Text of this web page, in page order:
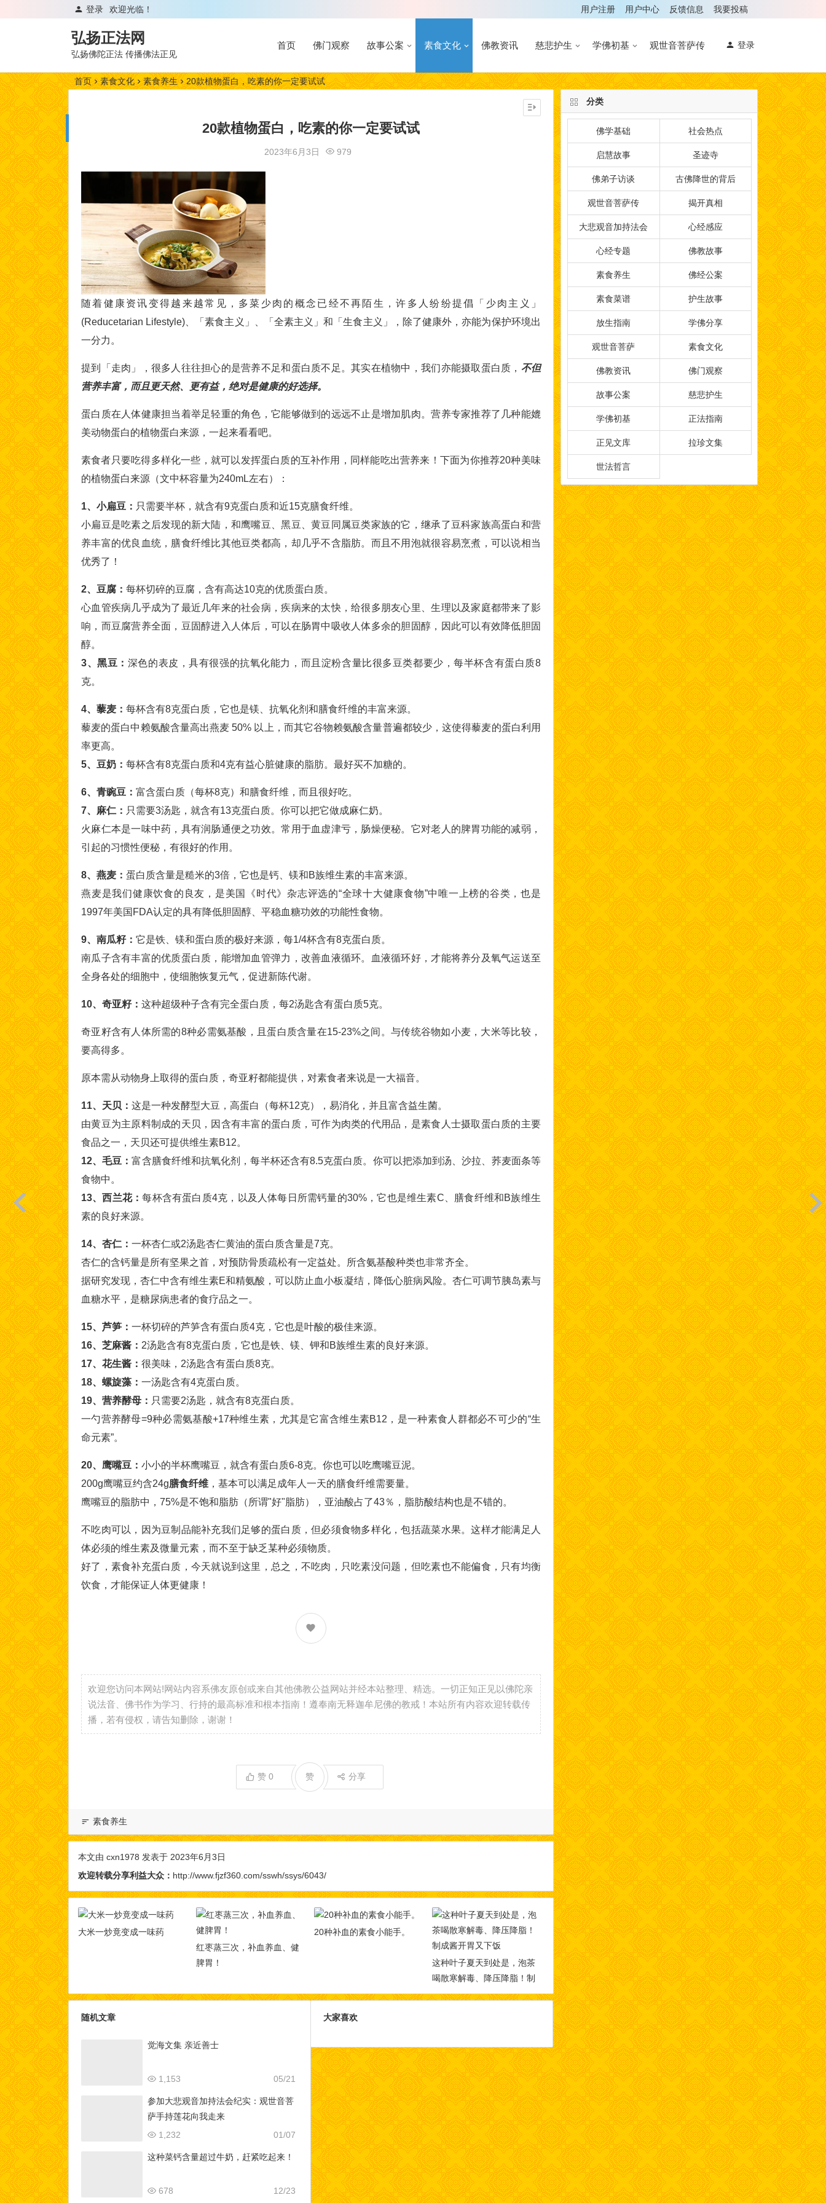
欢迎光临！
登录 用户注册 用户中心 反馈信息 我要投稿
登录
弘扬正法网
弘扬佛陀正法 传播佛法正见
首页 佛门观察 故事公案 素食文化 佛教资讯 慈悲护生 学佛初基 观世音菩萨传
首页 素食文化 素食养生 20款植物蛋白，吃素的你一定要试试
20款植物蛋白，吃素的你一定要试试
2023年6月3日 979
随着健康资讯变得越来越常见，多菜少肉的概念已经不再陌生，许多人纷纷提倡「少肉主义」
(Reducetarian Lifestyle)、「素食主义」、「全素主义」和「生食主义」，除了健康外，亦能为保护环境出
一分力。
提到「走肉」，很多人往往担心的是营养不足和蛋白质不足。其实在植物中，我们亦能摄取蛋白质， 不但
营养丰富，而且更天然、更有益，绝对是健康的好选择。
蛋白质在人体健康担当着举足轻重的角色，它能够做到的远远不止是增加肌肉。营养专家推荐了几种能媲
美动物蛋白的植物蛋白来源，一起来看看吧。
素食者只要吃得多样化一些，就可以发挥蛋白质的互补作用，同样能吃出营养来！下面为你推荐20种美味
的植物蛋白来源（文中杯容量为240mL左右）：
1、小扁豆： 只需要半杯，就含有9克蛋白质和近15克膳食纤维。
小扁豆是吃素之后发现的新大陆，和鹰嘴豆、黑豆、黄豆同属豆类家族的它，继承了豆科家族高蛋白和营
养丰富的优良血统，膳食纤维比其他豆类都高，却几乎不含脂肪。而且不用泡就很容易烹煮，可以说相当
优秀了！
2、豆腐： 每杯切碎的豆腐，含有高达10克的优质蛋白质。
心血管疾病几乎成为了最近几年来的社会病，疾病来的太快，给很多朋友心里、生理以及家庭都带来了影
响，而豆腐营养全面，豆固醇进入人体后，可以在肠胃中吸收人体多余的胆固醇，因此可以有效降低胆固
醇。
3、黑豆： 深色的表皮，具有很强的抗氧化能力，而且淀粉含量比很多豆类都要少，每半杯含有蛋白质8
克。
4、藜麦： 每杯含有8克蛋白质，它也是镁、抗氧化剂和膳食纤维的丰富来源。
藜麦的蛋白中赖氨酸含量高出燕麦 50% 以上，而其它谷物赖氨酸含量普遍都较少，这使得藜麦的蛋白利用
率更高。
5、豆奶： 每杯含有8克蛋白质和4克有益心脏健康的脂肪。最好买不加糖的。
6、青豌豆： 富含蛋白质（每杯8克）和膳食纤维，而且很好吃。
7、麻仁： 只需要3汤匙，就含有13克蛋白质。你可以把它做成麻仁奶。
火麻仁本是一味中药，具有润肠通便之功效。常用于血虚津亏，肠燥便秘。它对老人的脾胃功能的减弱，
引起的习惯性便秘，有很好的作用。
8、燕麦： 蛋白质含量是糙米的3倍，它也是钙、镁和B族维生素的丰富来源。
燕麦是我们健康饮食的良友，是美国《时代》杂志评选的“全球十大健康食物”中唯一上榜的谷类，也是
1997年美国FDA认定的具有降低胆固醇、平稳血糖功效的功能性食物。
9、南瓜籽： 它是铁、镁和蛋白质的极好来源，每1/4杯含有8克蛋白质。
南瓜子含有丰富的优质蛋白质，能增加血管弹力，改善血液循环。血液循环好，才能将养分及氧气运送至
全身各处的细胞中，使细胞恢复元气，促进新陈代谢。
10、奇亚籽： 这种超级种子含有完全蛋白质，每2汤匙含有蛋白质5克。
奇亚籽含有人体所需的8种必需氨基酸，且蛋白质含量在15-23%之间。与传统谷物如小麦，大米等比较，
要高得多。
原本需从动物身上取得的蛋白质，奇亚籽都能提供，对素食者来说是一大福音。
11、天贝： 这是一种发酵型大豆，高蛋白（每杯12克），易消化，并且富含益生菌。
由黄豆为主原料制成的天贝，因含有丰富的蛋白质，可作为肉类的代用品，是素食人士摄取蛋白质的主要
食品之一，天贝还可提供维生素B12。
12、毛豆：富含膳食纤维和抗氧化剂，每半杯还含有8.5克蛋白质。你可以把添加到汤、沙拉、荞麦面条等
食物中。
13、西兰花：每杯含有蛋白质4克，以及人体每日所需钙量的30%，它也是维生素C、膳食纤维和B族维生
素的良好来源。
14、杏仁： 一杯杏仁或2汤匙杏仁黄油的蛋白质含量是7克。
杏仁的含钙量是所有坚果之首，对预防骨质疏松有一定益处。所含氨基酸种类也非常齐全。
据研究发现，杏仁中含有维生素E和精氨酸，可以防止血小板凝结，降低心脏病风险。杏仁可调节胰岛素与
血糖水平，是糖尿病患者的食疗品之一。
15、芦笋： 一杯切碎的芦笋含有蛋白质4克，它也是叶酸的极佳来源。
16、芝麻酱： 2汤匙含有8克蛋白质，它也是铁、镁、钾和B族维生素的良好来源。
17、花生酱： 很美味，2汤匙含有蛋白质8克。
18、螺旋藻： 一汤匙含有4克蛋白质。
19、营养酵母： 只需要2汤匙，就含有8克蛋白质。
一勺营养酵母=9种必需氨基酸+17种维生素，尤其是它富含维生素B12，是一种素食人群都必不可少的“生
命元素”。
20、鹰嘴豆： 小小的半杯鹰嘴豆，就含有蛋白质6-8克。你也可以吃鹰嘴豆泥。
200g鹰嘴豆约含24g膳食纤维 ，基本可以满足成年人一天的膳食纤维需要量。
鹰嘴豆的脂肪中，75%是不饱和脂肪（所谓"好"脂肪），亚油酸占了43％，脂肪酸结构也是不错的。
不吃肉可以，因为豆制品能补充我们足够的蛋白质，但必须食物多样化，包括蔬菜水果。这样才能满足人
体必须的维生素及微量元素，而不至于缺乏某种必须物质。
好了，素食补充蛋白质，今天就说到这里，总之，不吃肉，只吃素没问题，但吃素也不能偏食，只有均衡
饮食，才能保证人体更健康！
欢迎您访问本网站!网站内容系佛友原创或来自其他佛教公益网站并经本站整理、精选。一切正知正见以佛陀亲
说法音、佛书作为学习、行持的最高标准和根本指南！遵奉南无释迦牟尼佛的教戒！本站所有内容欢迎转载传
播，若有侵权，请告知删除，谢谢！
赞0 分享
赞
素食养生
本文由 cxn1978 发表于 2023年6月3日
欢迎转载分享利益大众： http://www.fjzf360.com/sswh/ssys/6043/
大米一炒竟变成一味药
红枣蒸三次，补血养血、健
脾胃！
20种补血的素食小能手。
这种叶子夏天到处是，泡茶
喝散寒解毒、降压降脂！制
成酱开胃又下饭
随机文章
觉海文集 亲近善士
05/21
1,153
参加大悲观音加持法会纪实：观世音菩
萨手持莲花向我走来
01/07
1,232
这种菜钙含量超过牛奶，赶紧吃起来！
12/23
678
大家喜欢
分类
佛学基础 社会热点
启慧故事 圣迹寺
佛弟子访谈 古佛降世的背后
观世音菩萨传 揭开真相
大悲观音加持法会 心经感应
心经专题 佛教故事
素食养生 佛经公案
素食菜谱 护生故事
放生指南 学佛分享
观世音菩萨 素食文化
佛教资讯 佛门观察
故事公案 慈悲护生
学佛初基 正法指南
正见文库 拉珍文集
世法哲言